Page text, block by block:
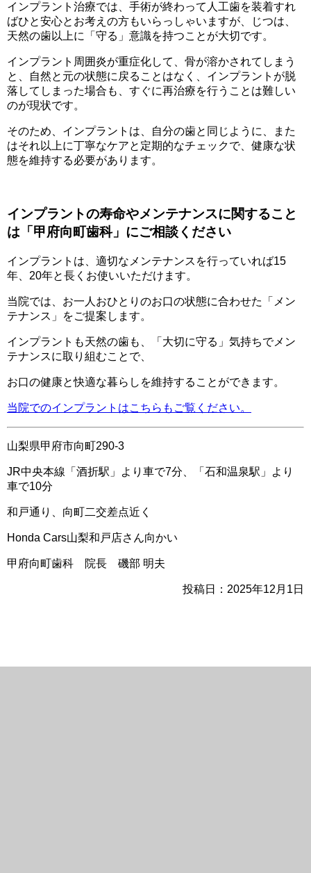
インプラント治療では、手術が終わって人工歯を装着すれ
ばひと安心とお考えの方もいらっしゃいますが、じつは、
天然の歯以上に「守る」意識を持つことが大切です。
インプラント周囲炎が重症化して、骨が溶かされてしまう
と、自然と元の状態に戻ることはなく、インプラントが脱
落してしまった場合も、すぐに再治療を行うことは難しい
のが現状です。
そのため、インプラントは、自分の歯と同じように、また
はそれ以上に丁寧なケアと定期的なチェックで、健康な状
態を維持する必要があります。
インプラントの寿命やメンテナンスに関すること
は「甲府向町歯科」にご相談ください
インプラントは、適切なメンテナンスを行っていれば15
年、20年と長くお使いいただけます。
当院では、お一人おひとりのお口の状態に合わせた「メン
テナンス」をご提案します。
インプラントも天然の歯も、「大切に守る」気持ちでメン
テナンスに取り組むことで、
お口の健康と快適な暮らしを維持することができます。
当院でのインプラントはこちらもご覧ください。
山梨県甲府市向町290-3
JR中央本線「酒折駅」より車で7分、「石和温泉駅」より
車で10分
和戸通り、向町二交差点近く
Honda Cars山梨和戸店さん向かい
甲府向町歯科 院長 磯部 明夫
投稿日：2025年12月1日